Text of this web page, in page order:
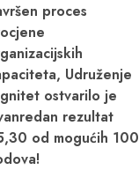
proces
Udruženje
ostvarilo je
rezultat
od mogućih 100